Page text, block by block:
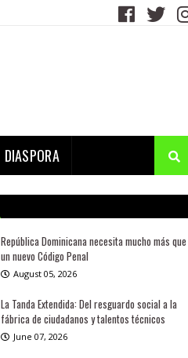
DIASPORA
República Dominicana necesita mucho más que
un nuevo Código Penal
August 05, 2026
La Tanda Extendida: Del resguardo social a la
fábrica de ciudadanos y talentos técnicos
June 07, 2026